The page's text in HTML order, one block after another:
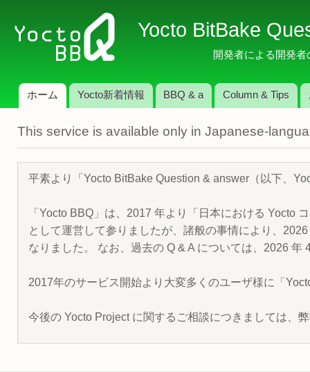
イ
コ
テ
ツ
に
移
動
Yocto BitBake
開発者による開発
メインメニュー
ホーム Yocto新着情報 BBQ & a Column & Tips
This service is available only in Japanese-
平素より「Yocto BitBake Question & answer（以下、
「Yocto BBQ」は、2017 年より「日本における Yocto
として運営して参りましたが、諸般の事情により、
なりました。 なお、過去の Q & A については、2026
2017年のサービス開始より大変多くのユーザ様に「
今後の Yocto Project に関するご相談につきましては、